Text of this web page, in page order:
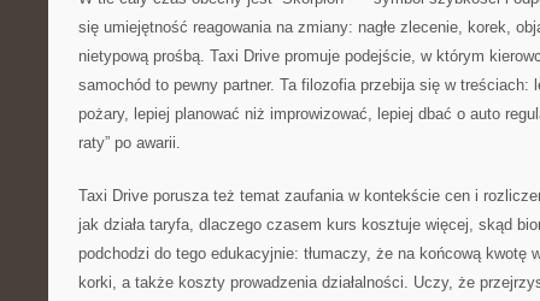
się umiejętność reagowania na zmiany: nagłe zlecenie, korek,
nietypową prośbą. Taxi Drive promuje podejście, w którym
samochód to pewny partner. Ta filozofia przebija się w treściach:
pożary, lepiej planować niż improwizować, lepiej dbać o auto
raty” po awarii.
Taxi Drive porusza też temat zaufania w kontekście cen i
jak działa taryfa, dlaczego czasem kurs kosztuje więcej, skąd
podchodzi do tego edukacyjnie: tłumaczy, że na końcową kwotę
korki, a także koszty prowadzenia działalności. Uczy, że